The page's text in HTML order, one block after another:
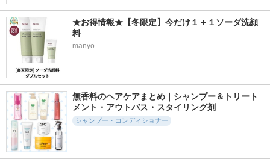
THE ANSWER
5.3
5093件
ファンゴ ヘッドク
レンズ SPA＋
プレディア
4.9
4349件
メロウシャンプー／
メロウトリートメン
ー）
5.1
THE ANSWER
★お得情報★【冬限定】今だけ１＋１ソーダ洗顔
料
manyo
無香料のヘアケアまとめ｜シャンプー＆トリート
メント・アウトバス・スタイリング剤
シャンプー・コンディショナー